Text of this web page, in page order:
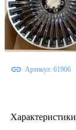
Артикул: 61906
Характеристики